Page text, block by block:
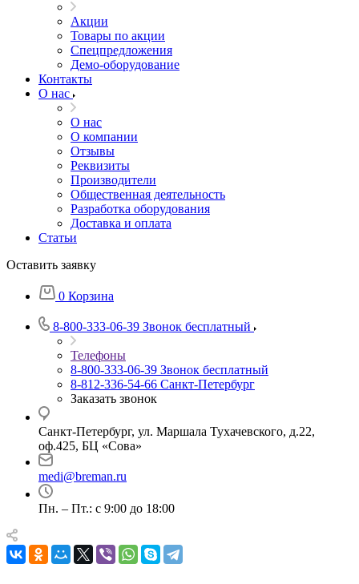
Акции
Товары по акции
Спецпредложения
Демо-оборудование
Контакты
О нас
О нас
О компании
Отзывы
Реквизиты
Производители
Общественная деятельность
Разработка оборудования
Доставка и оплата
Статьи
Оставить заявку
0 Корзина
8-800-333-06-39 Звонок бесплатный
Телефоны
8-800-333-06-39 Звонок бесплатный
8-812-336-54-66 Санкт-Петербург
Заказать звонок
Санкт-Петербург, ул. Маршала Тухачевского, д.22,
оф.425, БЦ «Сова»
medi@breman.ru
Пн. – Пт.: с 9:00 до 18:00